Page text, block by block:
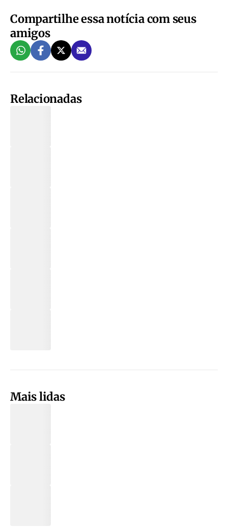
Compartilhe essa notícia com seus
amigos
Relacionadas
Mais lidas